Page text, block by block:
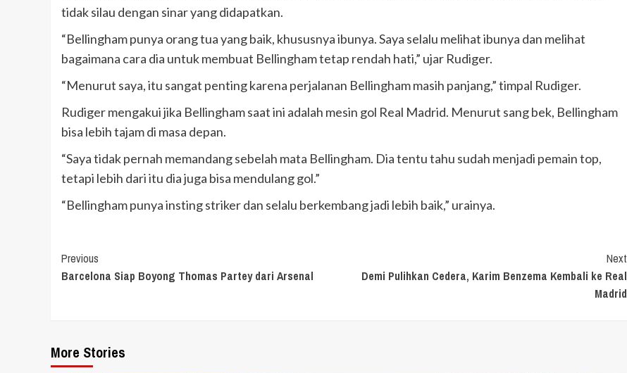
tidak silau dengan sinar yang didapatkan.
“Bellingham punya orang tua yang baik, khususnya ibunya. Saya selalu melihat ibunya dan melihat
bagaimana cara dia untuk membuat Bellingham tetap rendah hati,” ujar Rudiger.
“Menurut saya, itu sangat penting karena perjalanan Bellingham masih panjang,” timpal Rudiger.
Rudiger mengakui jika Bellingham saat ini adalah mesin gol Real Madrid. Menurut sang bek, Bellingham
bisa lebih tajam di masa depan.
“Saya tidak pernah memandang sebelah mata Bellingham. Dia tentu tahu sudah menjadi pemain top,
tetapi lebih dari itu dia juga bisa mendulang gol.”
“Bellingham punya insting striker dan selalu berkembang jadi lebih baik,” urainya.
Continue
Reading
Previous
Barcelona Siap Boyong Thomas Partey dari Arsenal
Next
Demi Pulihkan Cedera, Karim Benzema Kembali ke Real
Madrid
More Stories